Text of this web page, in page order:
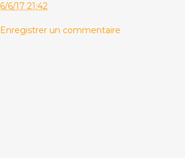
6/6/17 21:42
Enregistrer un commentaire